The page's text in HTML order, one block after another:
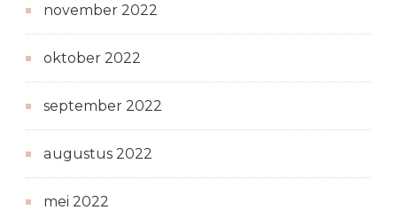
november 2022
oktober 2022
september 2022
augustus 2022
mei 2022